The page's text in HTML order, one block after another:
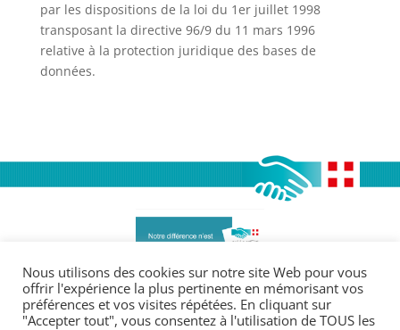
par les dispositions de la loi du 1er juillet 1998
transposant la directive 96/9 du 11 mars 1996
relative à la protection juridique des bases de
données.
Légales :
Nous utilisons des cookies sur notre site Web pour vous
offrir l'expérience la plus pertinente en mémorisant vos
préférences et vos visites répétées. En cliquant sur
"Accepter tout", vous consentez à l'utilisation de TOUS les